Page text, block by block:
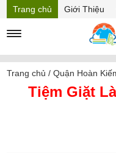
Trang chủ Giới Thiệu
Mã
Trang chủ /Quận Hoàn
Tiệm Giặt